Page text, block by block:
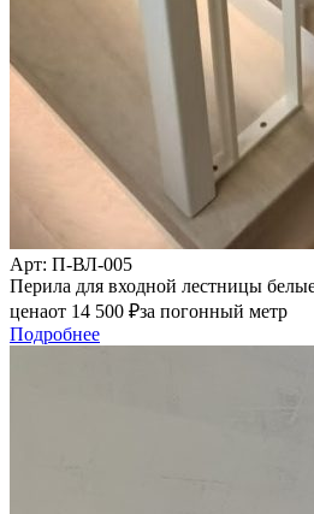
Арт: П-ВЛ-005
Перила для входной лестницы
ценаот 14 500 ₽за погонный метр
Подробнее